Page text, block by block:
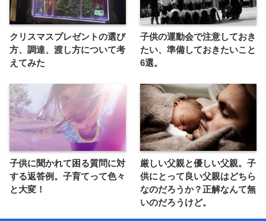
クリスマスプレゼントの選び
方、調達、渡し方について考
えてみた
子供の運動会で注意しておき
たい、準備しておきたいこと
6選。
子供に聞かれて困る質問に対
する返答例。子育てって色々
と大変！
厳しい父親と優しい父親。子
供にとって良い父親はどちら
なのだろうか？正解なんて無
いのだろうけど。